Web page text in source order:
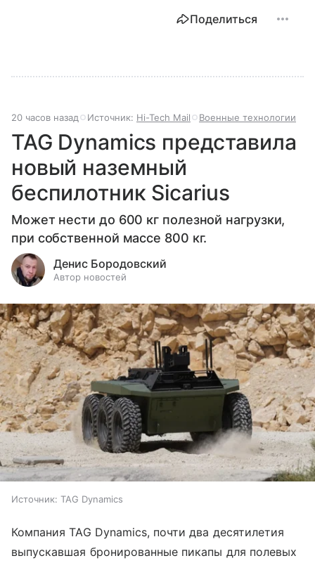
Поделиться
20 часов назад Источник: Hi-Tech Mail Военные технологии
TAG Dynamics представила
новый наземный
беспилотник Sicarius
Может нести до 600 кг полезной нагрузки,
при собственной массе 800 кг.
Денис Бородовский
Автор новостей
Источник: TAG Dynamics
Компания TAG Dynamics, почти два десятилетия
выпускавшая бронированные пикапы для полевых